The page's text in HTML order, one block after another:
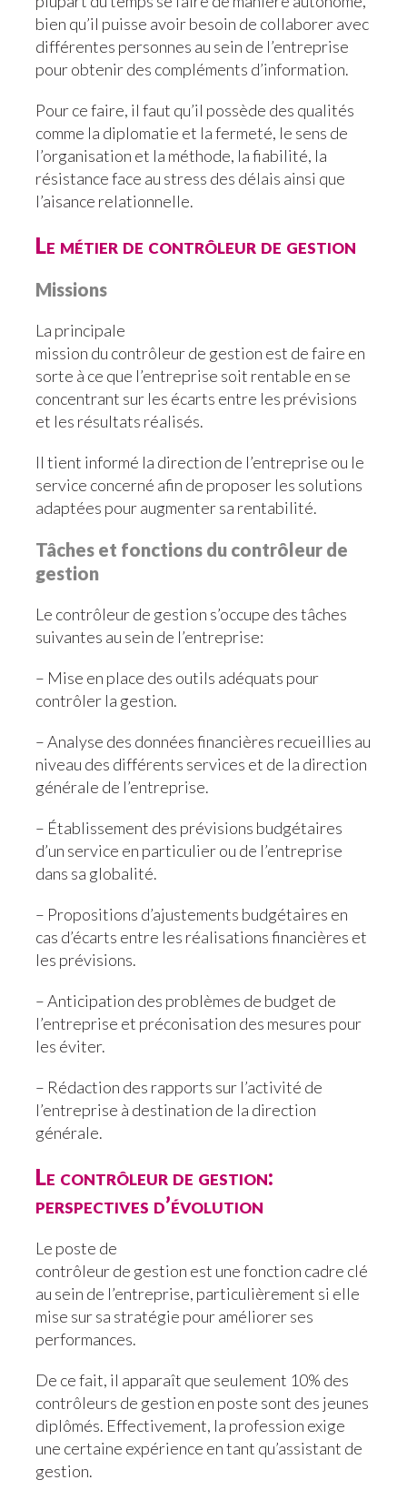
bien qu’il puisse avoir besoin de collaborer avec
différentes personnes au sein de l’entreprise
pour obtenir des compléments d’information.
Pour ce faire, il faut qu’il possède des qualités
comme la diplomatie et la fermeté, le sens de
l’organisation et la méthode, la fiabilité, la
résistance face au stress des délais ainsi que
l’aisance relationnelle.
Le métier de contrôleur de gestion
Missions
La principale
mission du contrôleur de gestion est de faire en
sorte à ce que l’entreprise soit rentable en se
concentrant sur les écarts entre les prévisions
et les résultats réalisés.
Il tient informé la direction de l’entreprise ou le
service concerné afin de proposer les solutions
adaptées pour augmenter sa rentabilité.
Tâches et fonctions du contrôleur de
gestion
Le contrôleur de gestion s’occupe des tâches
suivantes au sein de l’entreprise:
– Mise en place des outils adéquats pour
contrôler la gestion.
– Analyse des données financières recueillies au
niveau des différents services et de la direction
générale de l’entreprise.
– Établissement des prévisions budgétaires
d’un service en particulier ou de l’entreprise
dans sa globalité.
– Propositions d’ajustements budgétaires en
cas d’écarts entre les réalisations financières et
les prévisions.
– Anticipation des problèmes de budget de
l’entreprise et préconisation des mesures pour
les éviter.
– Rédaction des rapports sur l’activité de
l’entreprise à destination de la direction
générale.
Le contrôleur de gestion:
perspectives d’évolution
Le poste de
contrôleur de gestion est une fonction cadre clé
au sein de l’entreprise, particulièrement si elle
mise sur sa stratégie pour améliorer ses
performances.
De ce fait, il apparaît que seulement 10% des
contrôleurs de gestion en poste sont des jeunes
diplômés. Effectivement, la profession exige
une certaine expérience en tant qu’assistant de
gestion.